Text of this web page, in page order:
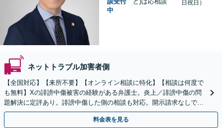
中
日祝日）
ネットトラブル加害者側
【全国対応】【来所不要】【オンライン相談に特化】【相談は何度で
も無料】Xの誹謗中傷被害の経験がある弁護士。炎上／誹謗中傷の問
題解決に定評あり。誹謗中傷した側の相談も対応。開示請求なしで本
人の特定ができる場合もあり。
料金表を見る